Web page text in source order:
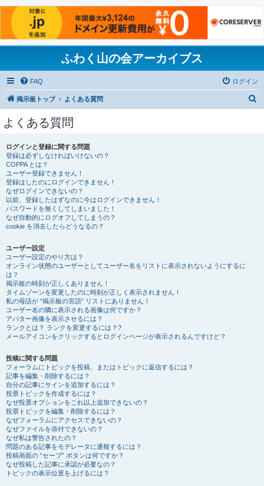
ふわく山の会アーカイブス
FAQ ログイン
掲示板トップ よくある質問
よくある質問
ログインと登録に関する問題
登録は必ずしなければいけないの？
COPPA とは？
ユーザー登録できません！
登録はしたのにログインできません！
なぜログインできないの？
以前、登録したはずなのに今はログインできません！
パスワードを無くしてしまいました！
なぜ自動的にログオフしてしまうの？
cookie を消去したらどうなるの？
ユーザー設定
ユーザー設定のやり方は？
オンライン状態のユーザーとしてユーザー名をリストに表示されないようにするに
は？
掲示板の時刻が正しくありません！
タイムゾーンを変更したのに時刻が正しく表示されません！
私の母語が “掲示板の言語” リストにありません！
ユーザー名の隣に表示される画像は何ですか？
アバター画像を表示させるには？
ランクとは？ ランクを変更するには？?
メールアイコンをクリックするとログインページが表示されるんですけど？
投稿に関する問題
フォーラムにトピックを投稿、またはトピックに返信するには？
記事を編集・削除するには？
自分の記事にサインを追加するには？
投票トピックを作成するには？
なぜ投票オプションをこれ以上追加できないの？
投票トピックを編集・削除するには？
なぜフォーラムにアクセスできないの？
なぜファイルを添付できないの？
なぜ私は警告されたの？
問題のある記事をモデレータに通報するには？
投稿画面の “セーブ” ボタンは何ですか？
なぜ投稿した記事に承認が必要なの？
トピックの表示位置を上げるには？